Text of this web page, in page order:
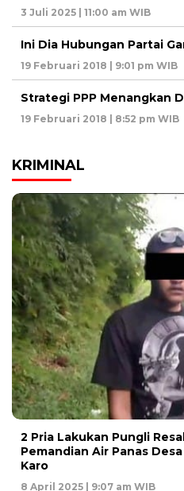
3 Juli 2025 | 11:00 am WIB
Ini Dia Hubungan Partai
19 Februari 2018 | 9:01 pm WIB
Strategi PPP Menangkan
19 Februari 2018 | 8:52 pm WIB
KRIMINAL
2 Pria Lakukan Pungli
Pemandian Air Panas
Karo
8 April 2025 | 9:07 am WIB